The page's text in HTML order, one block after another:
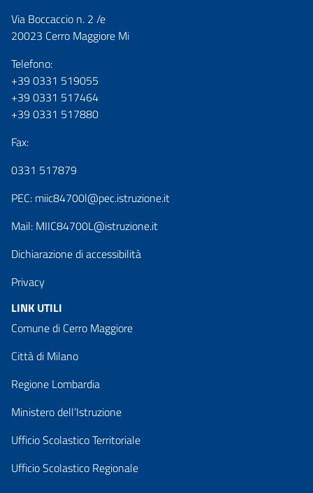
Via Boccaccio n. 2 /e
20023 Cerro Maggiore Mi
Telefono:
+39 0331 519055
+39 0331 517464
+39 0331 517880
Fax:
0331 517879
PEC: miic84700l@pec.istruzione.it
Mail: MIIC84700L@istruzione.it
Dichiarazione di accessibilità
Privacy
LINK UTILI
Comune di Cerro Maggiore
Città di Milano
Regione Lombardia
Ministero dell’Istruzione
Ufficio Scolastico Territoriale
Ufficio Scolastico Regionale